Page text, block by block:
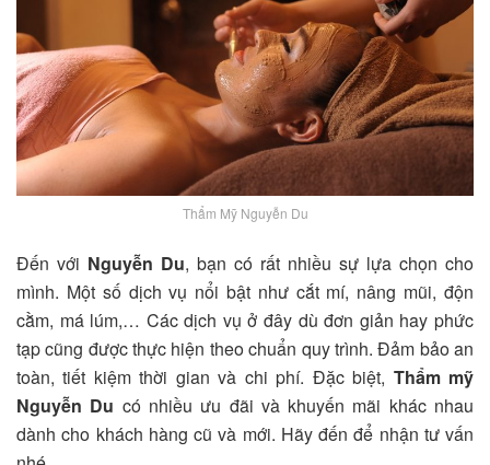
Thẩm Mỹ Nguyễn Du
Đến với Nguyễn Du, bạn có rất nhiều sự lựa chọn cho
mình. Một số dịch vụ nổi bật như cắt mí, nâng mũi, độn
cằm, má lúm,… Các dịch vụ ở đây dù đơn giản hay phức
tạp cũng được thực hiện theo chuẩn quy trình. Đảm bảo an
toàn, tiết kiệm thời gian và chi phí. Đặc biệt, Thẩm mỹ
Nguyễn Du có nhiều ưu đãi và khuyến mãi khác nhau
dành cho khách hàng cũ và mới. Hãy đến để nhận tư vấn